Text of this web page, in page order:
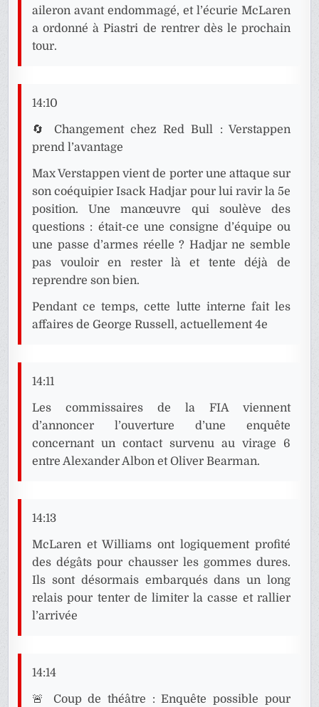
aileron avant endommagé, et l’écurie McLaren
a ordonné à Piastri de rentrer dès le prochain
tour.
14:10
🔄 Changement chez Red Bull : Verstappen
prend l’avantage
Max Verstappen vient de porter une attaque sur
son coéquipier Isack Hadjar pour lui ravir la 5e
position. Une manœuvre qui soulève des
questions : était-ce une consigne d’équipe ou
une passe d’armes réelle ? Hadjar ne semble
pas vouloir en rester là et tente déjà de
reprendre son bien.
Pendant ce temps, cette lutte interne fait les
affaires de George Russell, actuellement 4e
14:11
Les commissaires de la FIA viennent
d’annoncer l’ouverture d’une enquête
concernant un contact survenu au virage 6
entre Alexander Albon et Oliver Bearman.
14:13
McLaren et Williams ont logiquement profité
des dégâts pour chausser les gommes dures.
Ils sont désormais embarqués dans un long
relais pour tenter de limiter la casse et rallier
l’arrivée
14:14
🚨 Coup de théâtre : Enquête possible pour